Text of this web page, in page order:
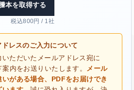
本を取得する
税込800円 / 1社
ドレスのご入力について
ただいたメールアドレス宛に
内をお送りいたします。
メール
がある場合、PDFをお届けでき